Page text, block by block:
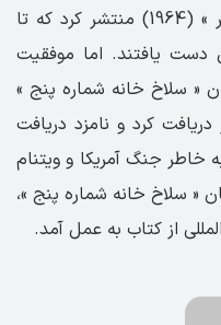
« خدا شما را حفظ کند، آقای رزواتر » (1964) منتشر کرد که تا
دست یافتند. اما موفقیت
« سلاخ خانه شماره پنج »
کرد و نامزد دریافت
خاطر جنگ آمریکا و ویتنام
« سلاخ خانه شماره پنج »،
از کتاب به عمل آمد.